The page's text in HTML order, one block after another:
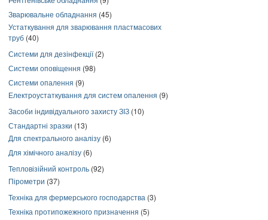
Зварювальне обладнання (45)
Устаткування для зварювання пластмасових
труб (40)
Системи для дезінфекції(2)
Системи оповіщення (98)
Системи опалення (9)
Електроустаткування для систем опалення (9)
Засоби індивідуального захисту ЗІЗ (10)
Стандартні зразки (13)
Для спектрального аналізу (6)
Для хімічного аналізу (6)
Тепловізійний контроль (92)
Пірометри (37)
Техніка для фермерського господарства (3)
Техніка протипожежного призначення (5)